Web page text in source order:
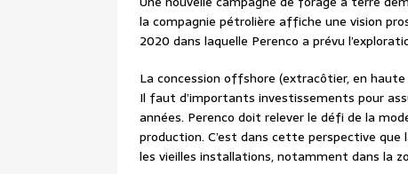
la compagnie pétrolière affiche une vision
2020 dans laquelle Perenco a prévu
La concession offshore (extracôtier, en
Il faut d’importants investissements pour
années. Perenco doit relever le défi de la
production. C’est dans cette perspective
les vieilles installations, notamment dans la